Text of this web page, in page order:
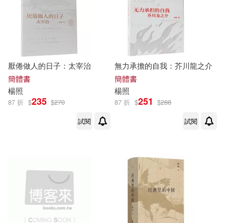
許威，徐錦丹，楊照輝，謝仁傑(1)
郭怡青(1)
陳勤 雷芳 楊照光(1)
陳曉麗，李妍妍，楊照宇(1)
鯨向海等(1) （明）熊大木(1)
湖北美術出版社(1)
社會科學文獻出版社(1)
臺中市政府文化局(1)
親子天下(1)
財團法人趨勢教育基金會(1)
厭倦做人的日子：太宰治
簡體書
楊照
87 折 $235 $270
試閱
無力承擔的自我：芥川龍之介
簡體書
楊照
87 折 $251 $288
試閱